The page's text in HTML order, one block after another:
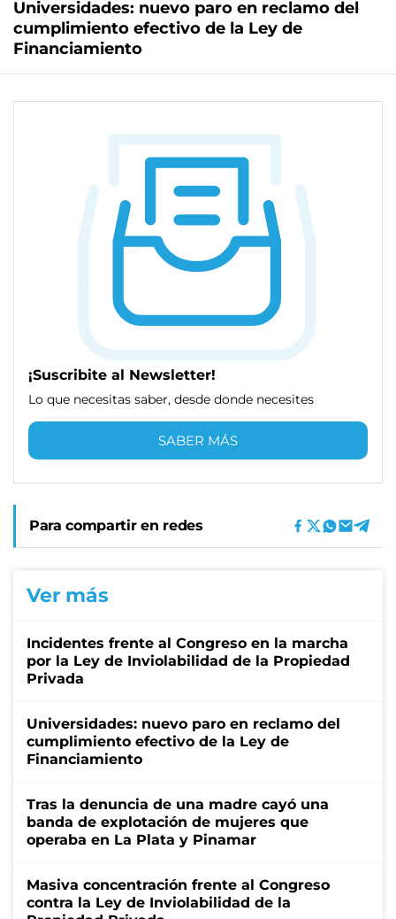
Universidades: nuevo paro en reclamo del
cumplimiento efectivo de la Ley de
Financiamiento
¡Suscribite al Newsletter!
Lo que necesitas saber, desde donde necesites
SABER MÁS
Para compartir en redes
Ver más
Incidentes frente al Congreso en la marcha
por la Ley de Inviolabilidad de la Propiedad
Privada
Universidades: nuevo paro en reclamo del
cumplimiento efectivo de la Ley de
Financiamiento
Tras la denuncia de una madre cayó una
banda de explotación de mujeres que
operaba en La Plata y Pinamar
Masiva concentración frente al Congreso
contra la Ley de Inviolabilidad de la